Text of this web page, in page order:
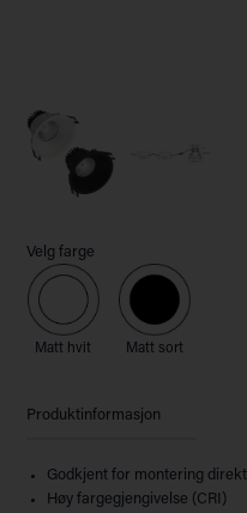
Velg farge
Matt hvit Matt sort
Produktinformasjon
Godkjent for montering
Høy fargegjengivelse (CRI)